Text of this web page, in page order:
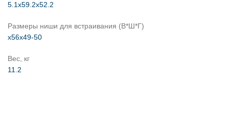
5.1х59.2х52.2
Размеры ниши для встраивания (В*Ш*Г)
х56х49-50
Вес, кг
11.2